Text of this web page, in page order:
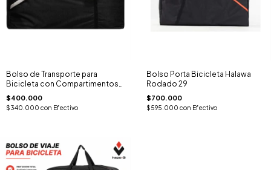
Bolso de Transporte para
Bicicleta con Compartimentos
Internos DM Bike
$400.000
$340.000 con Efectivo
Bolso Porta Bicicleta Halawa
Rodado 29
$700.000
$595.000 con Efectivo